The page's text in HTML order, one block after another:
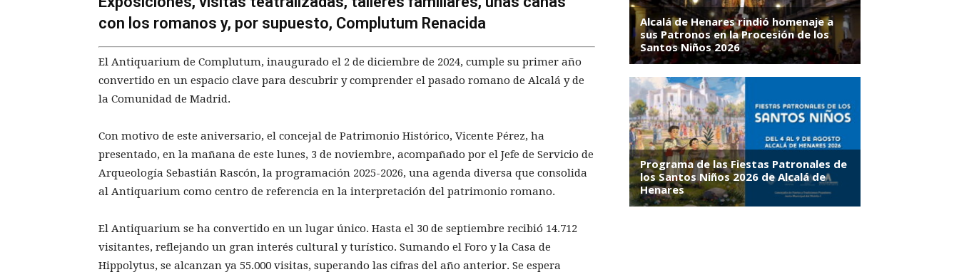
con los romanos y, por supuesto, Complutum Renacida
El Antiquarium de Complutum, inaugurado el 2 de diciembre de 2024, cumple su primer año
convertido en un espacio clave para descubrir y comprender el pasado romano de Alcalá y de
la Comunidad de Madrid.
Con motivo de este aniversario, el concejal de Patrimonio Histórico, Vicente Pérez, ha
presentado, en la mañana de este lunes, 3 de noviembre, acompañado por el Jefe de Servicio de
Arqueología Sebastián Rascón, la programación 2025-2026, una agenda diversa que consolida
al Antiquarium como centro de referencia en la interpretación del patrimonio romano.
El Antiquarium se ha convertido en un lugar único. Hasta el 30 de septiembre recibió 14.712
visitantes, reflejando un gran interés cultural y turístico. Sumando el Foro y la Casa de
Hippolytus, se alcanzan ya 55.000 visitas, superando las cifras del año anterior. Se espera